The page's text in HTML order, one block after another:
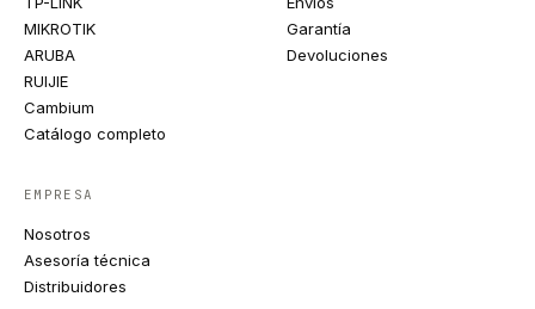
MIKROTIK
ARUBA
RUIJIE
Cambium
Catálogo completo
Garantía
Devoluciones
EMPRESA
Nosotros
Asesoría técnica
Distribuidores